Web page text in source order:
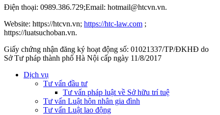
Điện thoại: 0989.386.729;Email: hotmail@htcvn.vn.
Website: https://htcvn.vn; https://htc-law.com ;
https://luatsuchoban.vn.
Giấy chứng nhận đăng ký hoạt động số: 01021337/TP/ĐKHĐ do
Sở Tư pháp thành phố Hà Nội cấp ngày 11/8/2017
Dịch vụ
Tư vấn đầu tư
Tư vấn pháp luật về Sở hữu trí tuệ
Tư vấn Luật hôn nhân gia đình
Tư vấn Luật lao động